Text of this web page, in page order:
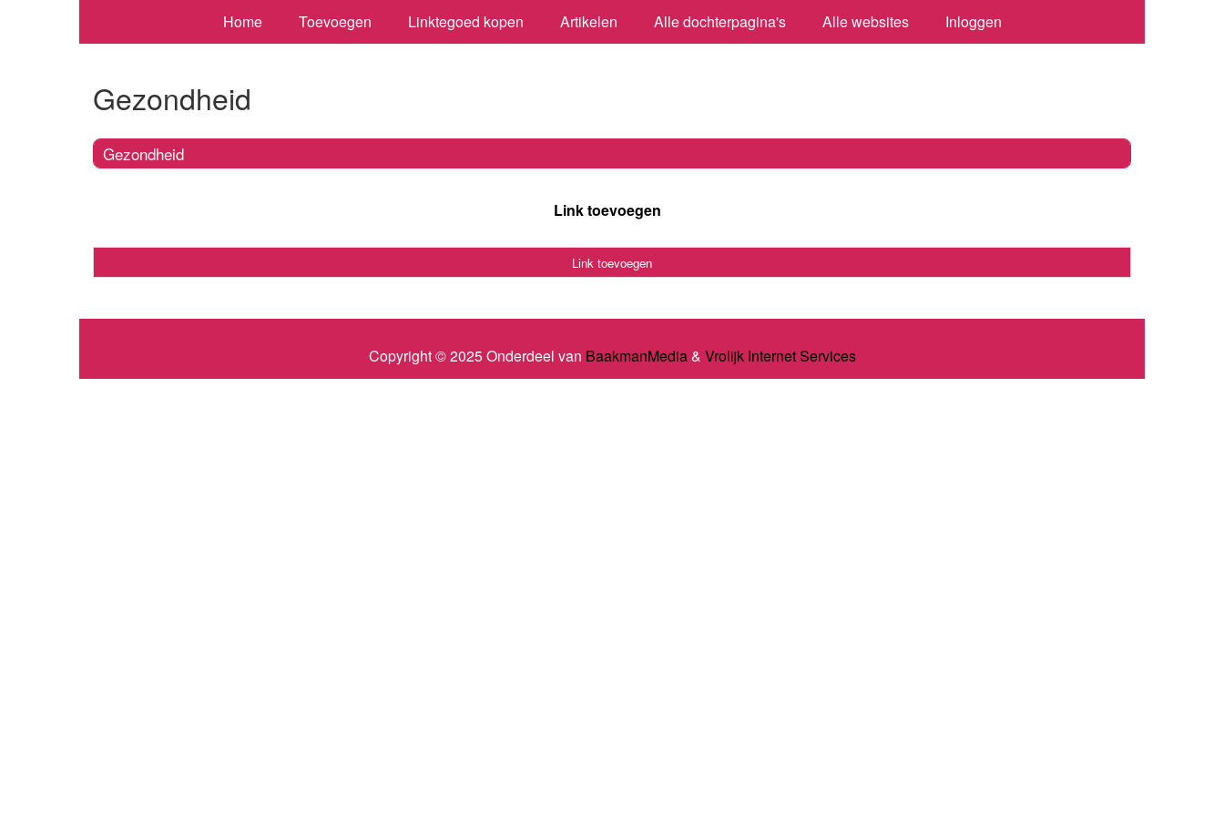
Home Toevoegen Linktegoed kopen Artikelen Alle dochterpagina's Alle websites Inloggen
Gezondheid
Gezondheid
Link toevoegen
Link toevoegen
Copyright © 2025 Onderdeel van BaakmanMedia& Vrolijk Internet Services